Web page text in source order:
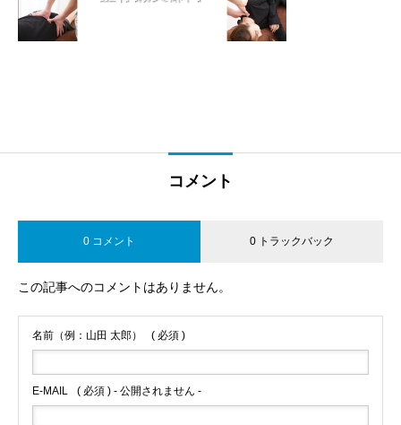
コメント
0 コメント 0 トラックバック
この記事へのコメントはありません。
名前（例：山田 太郎） ( 必須 )
E-MAIL ( 必須 ) - 公開されません -